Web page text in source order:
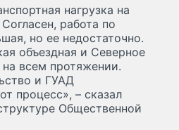
нагрузка на
работа по
но ее недостаточно.
объездная и Северное
всем протяжении.
и ГУАД
процесс», – сказал
Общественной